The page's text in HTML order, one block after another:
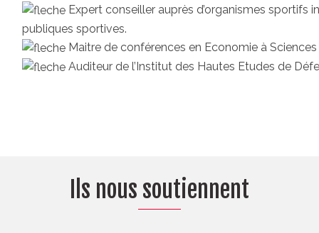
Expert conseiller auprès d’organismes sportifs
publiques sportives.
Maitre de conférences en Economie à Sciences
Auditeur de l’Institut des Hautes Etudes de
Ils nous soutiennent